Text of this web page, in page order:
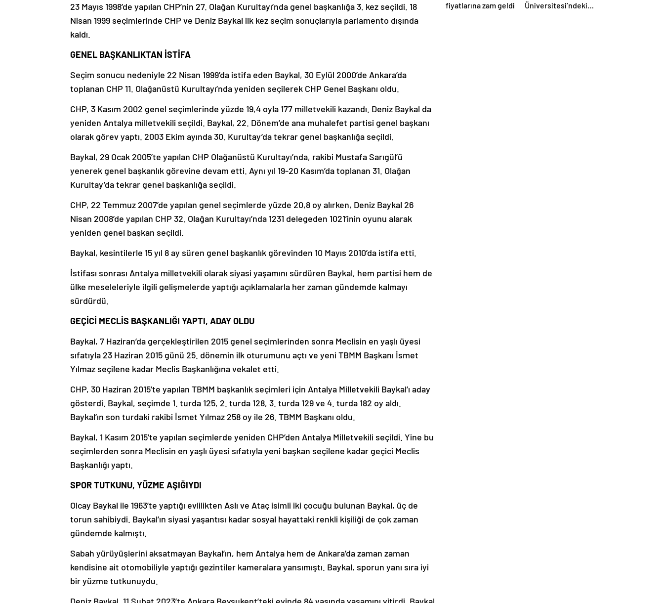
23 Mayıs 1998’de yapılan CHP’nin 27. Olağan Kurultayı’nda genel başkanlığa 3. kez seçildi. 18
Nisan 1999 seçimlerinde CHP ve Deniz Baykal ilk kez seçim sonuçlarıyla parlamento dışında
kaldı.
GENEL BAŞKANLIKTAN İSTİFA
Seçim sonucu nedeniyle 22 Nisan 1999’da istifa eden Baykal, 30 Eylül 2000’de Ankara’da
toplanan CHP 11. Olağanüstü Kurultayı’nda yeniden seçilerek CHP Genel Başkanı oldu.
CHP, 3 Kasım 2002 genel seçimlerinde yüzde 19,4 oyla 177 milletvekili kazandı. Deniz Baykal da
yeniden Antalya milletvekili seçildi. Baykal, 22. Dönem’de ana muhalefet partisi genel başkanı
olarak görev yaptı. 2003 Ekim ayında 30. Kurultay’da tekrar genel başkanlığa seçildi.
Baykal, 29 Ocak 2005’te yapılan CHP Olağanüstü Kurultayı’nda, rakibi Mustafa Sarıgül’ü
yenerek genel başkanlık görevine devam etti. Aynı yıl 19-20 Kasım’da toplanan 31. Olağan
Kurultay’da tekrar genel başkanlığa seçildi.
CHP, 22 Temmuz 2007’de yapılan genel seçimlerde yüzde 20,8 oy alırken, Deniz Baykal 26
Nisan 2008’de yapılan CHP 32. Olağan Kurultayı’nda 1231 delegeden 1021’inin oyunu alarak
yeniden genel başkan seçildi.
Baykal, kesintilerle 15 yıl 8 ay süren genel başkanlık görevinden 10 Mayıs 2010’da istifa etti.
İstifası sonrası Antalya milletvekili olarak siyasi yaşamını sürdüren Baykal, hem partisi hem de
ülke meseleleriyle ilgili gelişmelerde yaptığı açıklamalarla her zaman gündemde kalmayı
sürdürdü.
GEÇİCİ MECLİS BAŞKANLIĞI YAPTI, ADAY OLDU
Baykal, 7 Haziran’da gerçekleştirilen 2015 genel seçimlerinden sonra Meclisin en yaşlı üyesi
sıfatıyla 23 Haziran 2015 günü 25. dönemin ilk oturumunu açtı ve yeni TBMM Başkanı İsmet
Yılmaz seçilene kadar Meclis Başkanlığına vekalet etti.
CHP, 30 Haziran 2015’te yapılan TBMM başkanlık seçimleri için Antalya Milletvekili Baykal’ı aday
gösterdi. Baykal, seçimde 1. turda 125, 2. turda 128, 3. turda 129 ve 4. turda 182 oy aldı.
Baykal’ın son turdaki rakibi İsmet Yılmaz 258 oy ile 26. TBMM Başkanı oldu.
Baykal, 1 Kasım 2015’te yapılan seçimlerde yeniden CHP’den Antalya Milletvekili seçildi. Yine bu
seçimlerden sonra Meclisin en yaşlı üyesi sıfatıyla yeni başkan seçilene kadar geçici Meclis
Başkanlığı yaptı.
SPOR TUTKUNU, YÜZME AŞIĞIYDI
Olcay Baykal ile 1963’te yaptığı evlilikten Aslı ve Ataç isimli iki çocuğu bulunan Baykal, üç de
torun sahibiydi. Baykal’ın siyasi yaşantısı kadar sosyal hayattaki renkli kişiliği de çok zaman
gündemde kalmıştı.
Sabah yürüyüşlerini aksatmayan Baykal’ın, hem Antalya hem de Ankara’da zaman zaman
kendisine ait otomobiliyle yaptığı gezintiler kameralara yansımıştı. Baykal, sporun yanı sıra iyi
bir yüzme tutkunuydu.
fiyatlarına zam geldi
Üniversitesi’ndeki